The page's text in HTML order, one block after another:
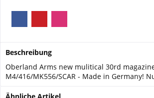
Beschreibung
Oberland Arms new mulitical 30rd
M4/416/MK556/SCAR - Made in Germany!
Ähnliche Artikel